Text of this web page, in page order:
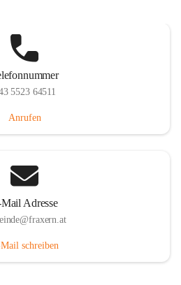
5523 64511
Anrufen
Adresse
schreiben